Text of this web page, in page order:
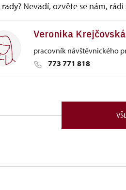
rady? Nevadí, ozvěte se nám,
Veronika Krejčovská
pracovník návštěvnického
773 771 818
Zámek 1282/, Náchod 54701